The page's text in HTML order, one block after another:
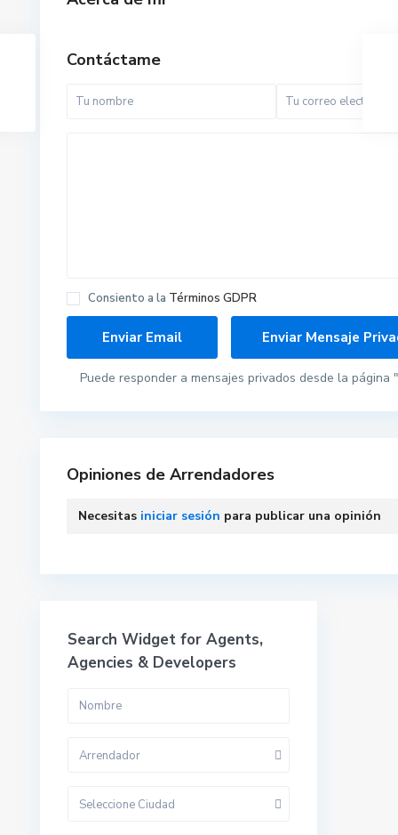
Contáctame
Consiento a la Términos GDPR
Puede responder a mensajes privados desde la
Opiniones de Arrendadores
Necesitas iniciar sesión para publicar una opinión
Search Widget for Agents,
Agencies & Developers
Arrendador
Seleccione Ciudad